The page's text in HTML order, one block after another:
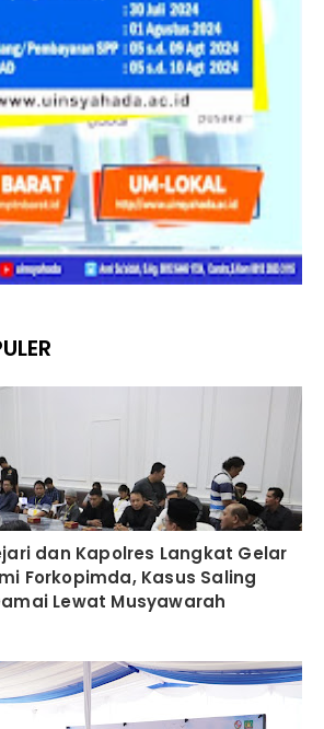
dan Kapolres Langkat Gelar
Forkopimda, Kasus Saling
Lewat Musyawarah